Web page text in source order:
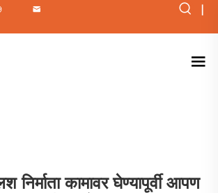
|
निर्माता कामावर घेण्यापूर्वी आपण